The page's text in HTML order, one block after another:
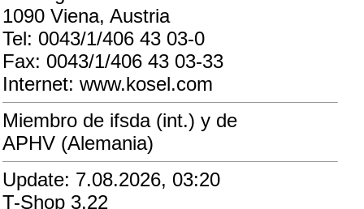
1090 Viena, Austria
Tel: 0043/1/406 43 03-0
Fax: 0043/1/406 43 03-33
Internet: www.kosel.com
Miembro de ifsda (int.) y de
APHV (Alemania)
Update: 7.08.2026, 03:20
T-Shop 3.22